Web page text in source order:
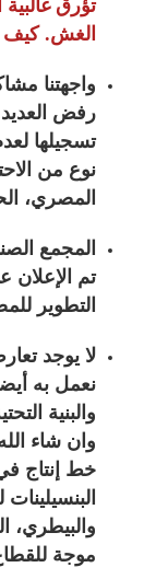
تؤرق
الغش. كيف
واجهتنا
رفض
تسجيلها
نوع من
المصري،
المجمع
تم الإعلان
التطوير
لا يوجد
والبنية
خط إنتاج
موجة للقطاع البشرى